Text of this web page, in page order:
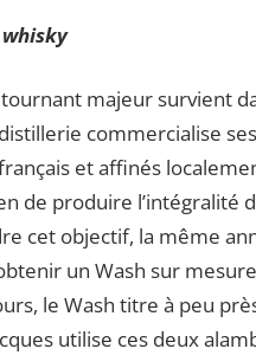
majeur survient
commercialise
et affinés
de produire l’intégralité
cet objectif, la même
un Wash sur
le Wash titre à peu
utilise ces deux